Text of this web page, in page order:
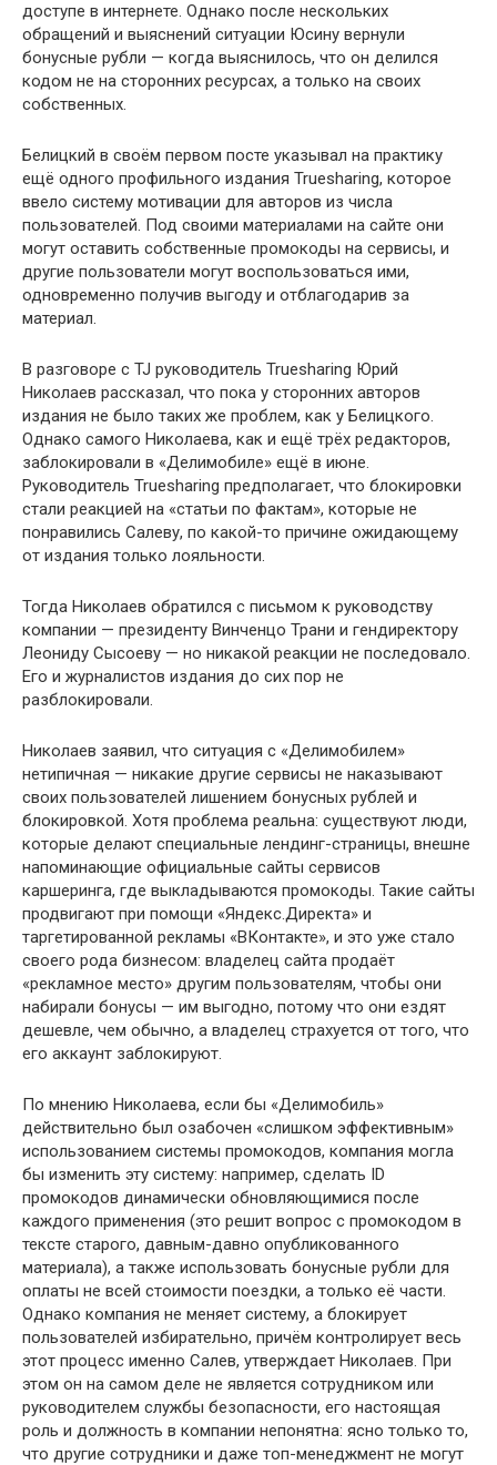
доступе в интернете. Однако после нескольких
обращений и выяснений ситуации Юсину вернули
бонусные рубли — когда выяснилось, что он делился
кодом не на сторонних ресурсах, а только на своих
собственных.
Белицкий в своём первом посте указывал на практику
ещё одного профильного издания Truesharing, которое
ввело систему мотивации для авторов из числа
пользователей. Под своими материалами на сайте они
могут оставить собственные промокоды на сервисы, и
другие пользователи могут воспользоваться ими,
одновременно получив выгоду и отблагодарив за
материал.
В разговоре с TJ руководитель Truesharing Юрий
Николаев рассказал, что пока у сторонних авторов
издания не было таких же проблем, как у Белицкого.
Однако самого Николаева, как и ещё трёх редакторов,
заблокировали в «Делимобиле» ещё в июне.
Руководитель Truesharing предполагает, что блокировки
стали реакцией на «статьи по фактам», которые не
понравились Салеву, по какой-то причине ожидающему
от издания только лояльности.
Тогда Николаев обратился с письмом к руководству
компании — президенту Винченцо Трани и гендиректору
Леониду Сысоеву — но никакой реакции не последовало.
Его и журналистов издания до сих пор не
разблокировали.
Николаев заявил, что ситуация с «Делимобилем»
нетипичная — никакие другие сервисы не наказывают
своих пользователей лишением бонусных рублей и
блокировкой. Хотя проблема реальна: cуществуют люди,
которые делают специальные лендинг-страницы, внешне
напоминающие официальные сайты сервисов
каршеринга, где выкладываются промокоды. Такие сайты
продвигают при помощи «Яндекс.Директа» и
таргетированной рекламы «ВКонтакте», и это уже стало
своего рода бизнесом: владелец сайта продаёт
«рекламное место» другим пользователям, чтобы они
набирали бонусы — им выгодно, потому что они ездят
дешевле, чем обычно, а владелец страхуется от того, что
его аккаунт заблокируют.
По мнению Николаева, если бы «Делимобиль»
действительно был озабочен «слишком эффективным»
использованием системы промокодов, компания могла
бы изменить эту систему: например, сделать ID
промокодов динамически обновляющимися после
каждого применения (это решит вопрос с промокодом в
тексте старого, давным-давно опубликованного
материала), а также использовать бонусные рубли для
оплаты не всей стоимости поездки, а только её части.
Однако компания не меняет систему, а блокирует
пользователей избирательно, причём контролирует весь
этот процесс именно Салев, утверждает Николаев. При
этом он на самом деле не является сотрудником или
руководителем службы безопасности, его настоящая
роль и должность в компании непонятна: ясно только то,
что другие сотрудники и даже топ-менеджмент не могут